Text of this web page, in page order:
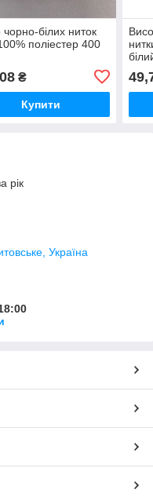
чорно-білих ниток
поліестер 400
₴
Купити
рік
Україна